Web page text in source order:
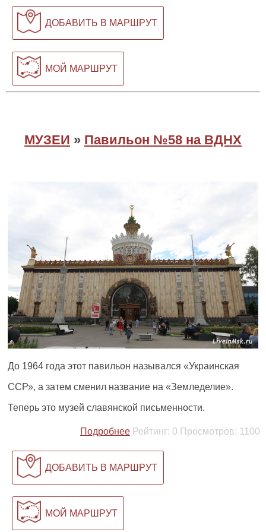
ДОБАВИТЬ В МАРШРУТ
МОЙ МАРШРУТ
МУЗЕИ » Павильон №58 на ВДНХ
До 1964 года этот павильон назывался «Украинская
ССР», а затем сменил название на «Земледелие».
Теперь это музей славянской письменности.
Подробнее Рейтинг: 0 Просмотров: 1100
ДОБАВИТЬ В МАРШРУТ
МОЙ МАРШРУТ